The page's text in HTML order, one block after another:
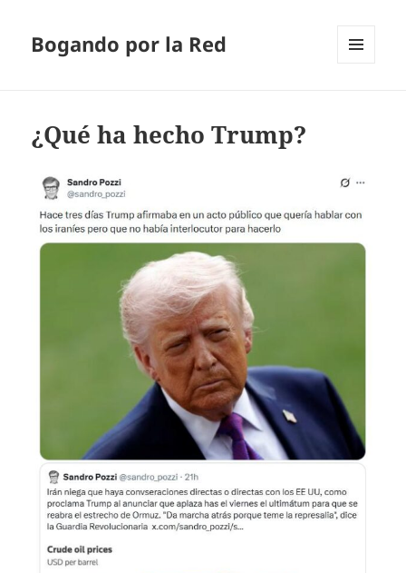
Bogando por la Red
¿Qué ha hecho Trump?